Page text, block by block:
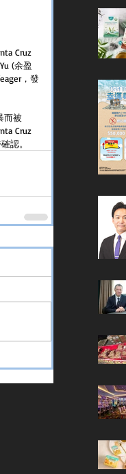
Cruz
(余盈
，發
而被
Cruz
認。